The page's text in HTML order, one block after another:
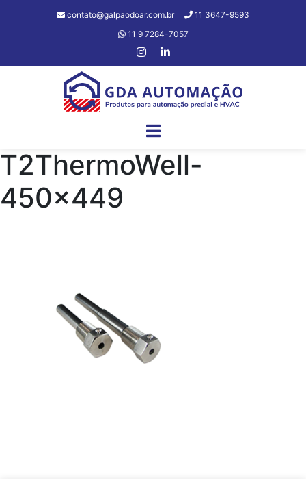
contato@galpaodoar.com.br
11 3647-9593
11 9 7284-7057
T2ThermoWell-
450×449